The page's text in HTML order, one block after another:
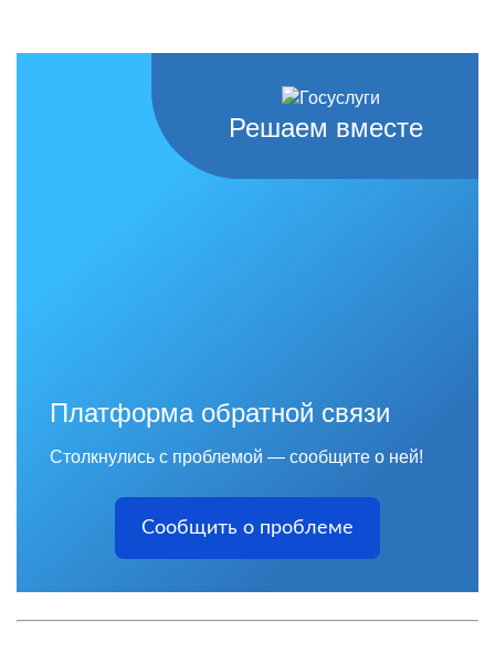
Решаем вместе
Платформа обратной связи
Столкнулись с проблемой — сообщите о ней!
Сообщить о проблеме